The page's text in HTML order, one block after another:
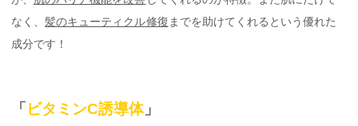
なく、髪のキューティクル修復までを助けてくれるという優れた
成分です！
「ビタミンC誘導体」